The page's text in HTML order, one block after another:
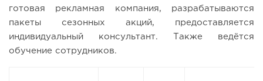
готовая рекламная компания, разрабатываются
пакеты сезонных акций, предоставляется
индивидуальный консультант. Также ведётся
обучение сотрудников.